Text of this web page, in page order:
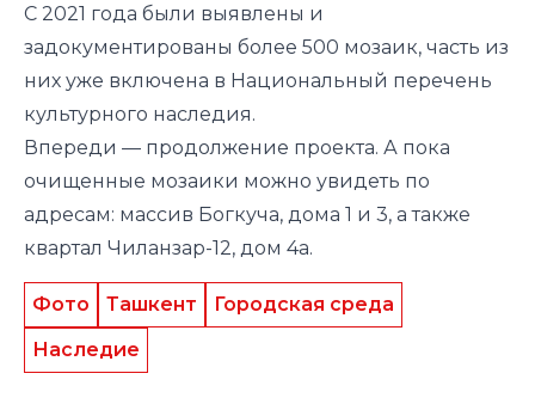
С 2021 года были выявлены и
задокументированы более 500 мозаик, часть из
них уже включена в Национальный перечень
культурного наследия.
Впереди — продолжение проекта. А пока
очищенные мозаики можно увидеть по
адресам: массив Богкуча, дома 1 и 3, а также
квартал Чиланзар-12, дом 4а.
Фото Ташкент
Городская среда
Наследие